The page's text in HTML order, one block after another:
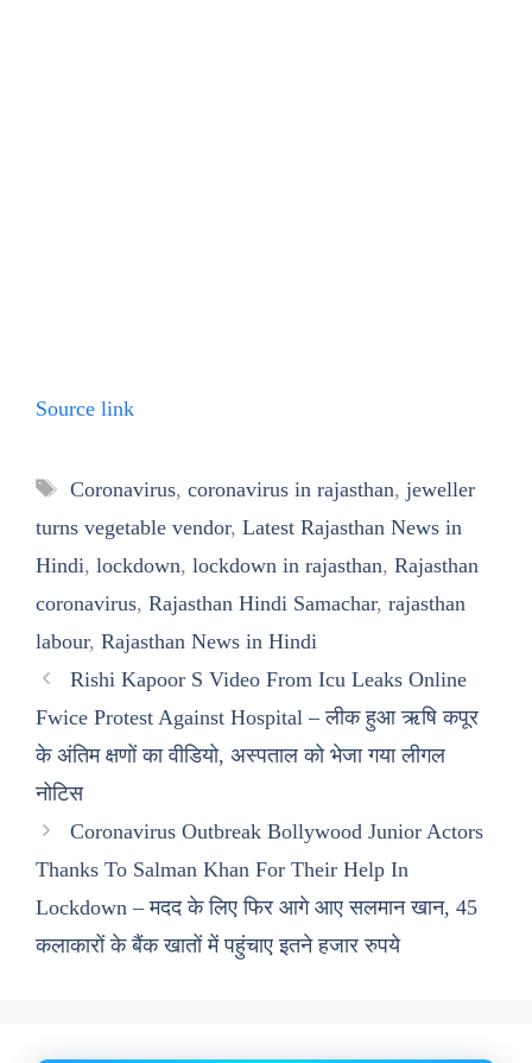
Source link
Tags
Coronavirus, coronavirus in rajasthan, jeweller
turns vegetable vendor, Latest Rajasthan News in
Hindi, lockdown, lockdown in rajasthan, Rajasthan
coronavirus, Rajasthan Hindi Samachar, rajasthan
labour, Rajasthan News in Hindi
Rishi Kapoor S Video From Icu Leaks Online
Fwice Protest Against Hospital – लीक हुआ ऋषि कपूर
के अंतिम क्षणों का वीडियो, अस्पताल को भेजा गया लीगल
नोटिस
Coronavirus Outbreak Bollywood Junior Actors
Thanks To Salman Khan For Their Help In
Lockdown – मदद के लिए फिर आगे आए सलमान खान, 45
कलाकारों के बैंक खातों में पहुंचाए इतने हजार रुपये